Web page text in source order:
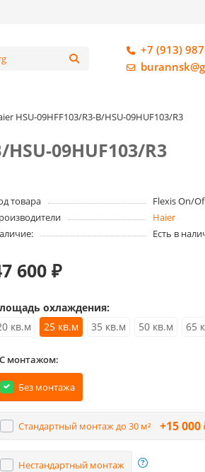
+7 (913)
HSU-09HFF103/R3-B/HSU-09HUF103/R3
09HUF103/R3
товара
Flexis On/
Haier
Есть в
600 ₽
охлаждения:
кв.м
25 кв.м 35 кв.м 50 кв.м 65
монтажом:
Без монтажа
Стандартный монтаж до 30 м²+15 000
Нестандартный монтаж